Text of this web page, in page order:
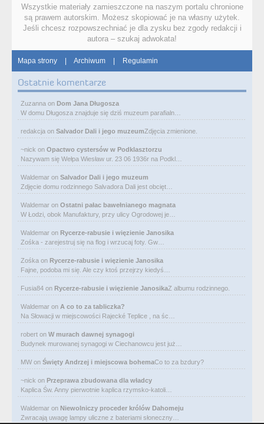
Wszystkie materiały zamieszczone na naszym portalu chronione
są prawem autorskim. Możesz skopiować je na własny użytek.
Jeśli chcesz rozpowszechniać je dla zysku bez zgody redakcji i
autora – szukaj adwokata!
Mapa strony | Archiwum | Regulamin
Ostatnie komentarze
Zuzanna on Dom Jana Długosza
W domu Długosza znajduje się dziś muzeum parafialn…
redakcja on Salvador Dali i jego muzeumZdjęcia zmienione.
~nick on Opactwo cystersów w Podklasztorzu
Nazywam się Wełpa Wiesław ur. 23 06 1936r na Podkl…
Waldemar on Salvador Dali i jego muzeum
Zdjęcie domu rodzinnego Salvadora Dali jest obcięt…
Waldemar on Ostatni pałac bawełnianego magnata
W Łodzi, obok Manufaktury, przy ulicy Ogrodowej je…
Waldemar on Rycerze-rabusie i więzienie Janosika
Zośka - zarejestruj się na flog i wrzucaj foty. Gw…
Zośka on Rycerze-rabusie i więzienie Janosika
Fajne, podoba mi się. Ale czy ktoś przejrzy kiedyś…
Fusia84 on Rycerze-rabusie i więzienie JanosikaZ albumu rodzinnego.
Waldemar on A co to za tabliczka?
Na Słowacji w miejscowości Rajecké Teplice , na śc…
robert on W murach dawnej synagogi
Budynek murowanej synagogi w Ciechanowcu jest już…
MW on Święty Andrzej i miejscowa bohemaCo to za bzdury?
~nick on Przeprawa zbudowana dla władcy
Kaplica Św. Anny pierwotnie kaplica rzymsko-katoli…
Waldemar on Niewolniczy proceder królów Dahomeju
Zwracają uwagę lampy uliczne z bateriami słoneczny…